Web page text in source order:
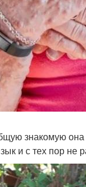
знакомую
и с тех пор не